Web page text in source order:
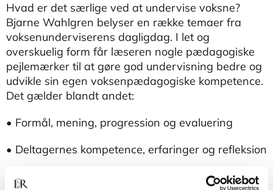
Hvad er det særlige ved at undervise voksne?
Bjarne Wahlgren belyser en række temaer fra
voksenunderviserens dagligdag. I let og
overskuelig form får læseren nogle pædagogiske
pejlemærker til at gøre god undervisning bedre og
udvikle sin egen voksenpædagogiske kompetence.
Det gælder blandt andet:
• Formål, mening, progression og evaluering
• Deltagernes kompetence, erfaringer og refleksion
• Deltageraktivitet og motivation